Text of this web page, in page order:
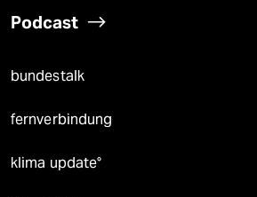
Podcast
bundestalk
fernverbindung
klima update°